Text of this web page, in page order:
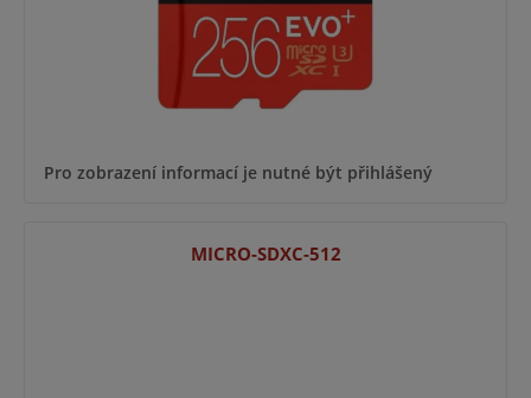
Pro zobrazení informací je nutné být přihlášený
MICRO-SDXC-512